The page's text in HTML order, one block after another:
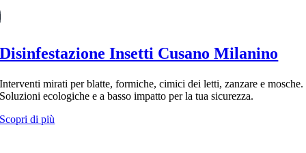
Disinfestazione Insetti Cusano Milanino
Interventi mirati per blatte, formiche, cimici dei letti, zanzare e mosche.
Soluzioni ecologiche e a basso impatto per la tua sicurezza.
Scopri di più